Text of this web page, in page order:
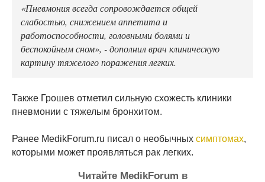
«Пневмония всегда сопровождается общей
слабостью, снижением аппетита и
работоспособности, головными болями и
беспокойным сном», - дополнил врач клиническую
картину тяжелого поражения легких.
Также Грошев отметил сильную схожесть клиники
пневмонии с тяжелым бронхитом.
Ранее MedikForum.ru писал о необычных симптомах,
которыми может проявляться рак легких.
Читайте MedikForum в